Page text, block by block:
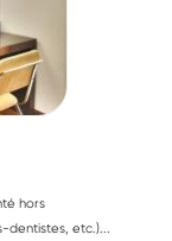
hors
etc.)...